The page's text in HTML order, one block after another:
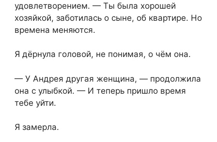
удовлетворением. — Ты была хорошей
хозяйкой, заботилась о сыне, об квартире. Но
времена меняются.
Я дёрнула головой, не понимая, о чём она.
— У Андрея другая женщина, — продолжила
она с улыбкой. — И теперь пришло время
тебе уйти.
Я замерла.